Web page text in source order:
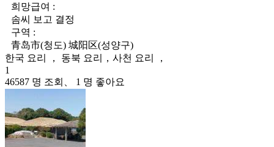
희망급여 :
솜씨 보고 결정
구역 :
青岛市(청도) 城阳区(성양구)
한국 요리 ， 동북 요리，사천 요리 ，
1
46587 명 조회、 1 명 좋아요